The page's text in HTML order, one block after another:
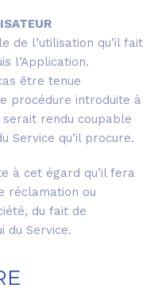
de l’utilisation qu’il fait
l’Application.
être tenue
procédure introduite à
serait rendu coupable
Service qu’il procure.
à cet égard qu’il fera
réclamation ou
du fait de
du Service.